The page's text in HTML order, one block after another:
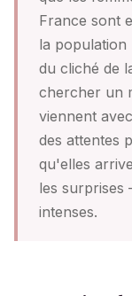
France sont
la population
du cliché de
chercher un
viennent
des attentes
qu'elles
les surprises
intenses.